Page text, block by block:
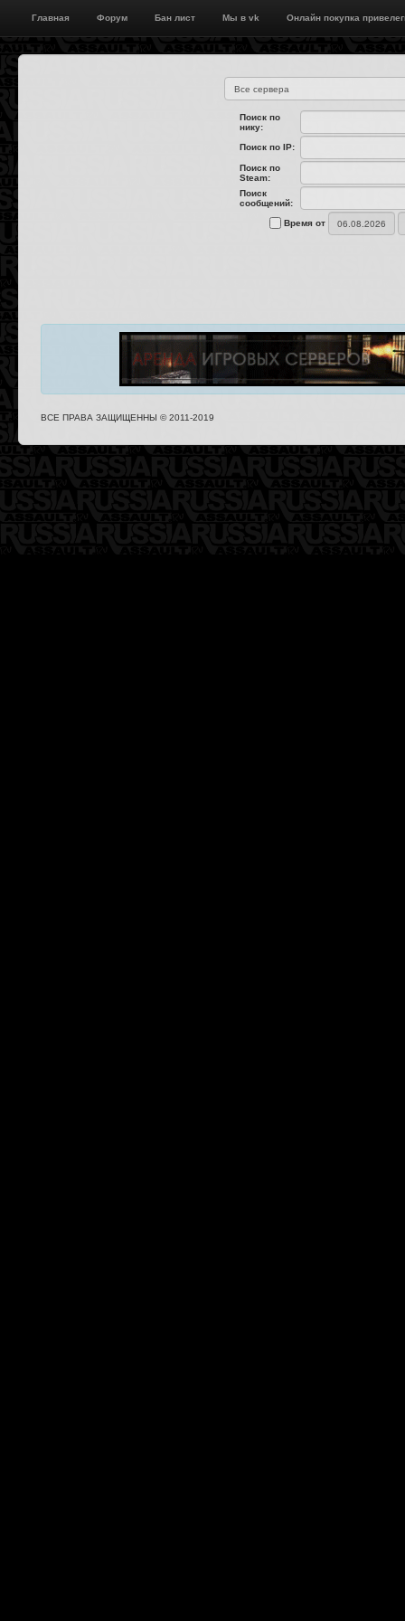
Главная Форум Бан лист Мы в vk Онлайн покупка
Поиск по
нику:
Поиск по IP:
Поиск по
Steam:
Поиск
сообщений:
Время от
ВСЕ ПРАВА ЗАЩИЩЕННЫ © 2011-2019